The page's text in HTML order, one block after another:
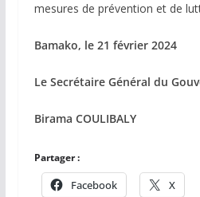
mesures de prévention et de
Bamako, le 21 février 2024
Le Secrétaire Général du
Birama COULIBALY
Partager :
Facebook X